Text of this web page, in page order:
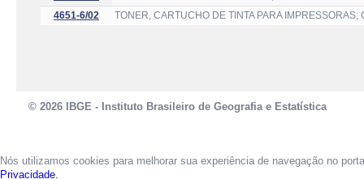
4651-6/02
TONER, CARTUCHO DE TINTA PARA IMPRESSORAS;
© 2026 IBGE - Instituto Brasileiro de Geografia e Estatística
Nós utilizamos cookies para melhorar sua experiência de navegação no
Privacidade.